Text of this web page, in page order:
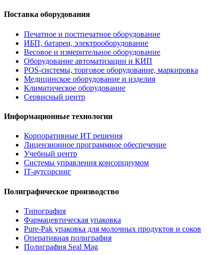
Поставка оборудования
Печатное и постпечатное оборудование
ИБП, батареи, электрооборудование
Весовое и измерительное оборудование
Оборудование автоматизации и КИП
POS-системы, торговое оборудование, маркировка
Медицинское оборудование и изделия
Климатическое оборудование
Сервисный центр
Информационные технологии
Корпоративные ИТ решения
Лицензионное программное обеспечение
Учебный центр
Системы управления консорциумом
IT-аутсорсинг
Полиграфическое производство
Типография
Фармацевтическая упаковка
Pure-Pak упаковка для молочных продуктов и соков
Оперативная полиграфия
Полиграфия Seal Mag